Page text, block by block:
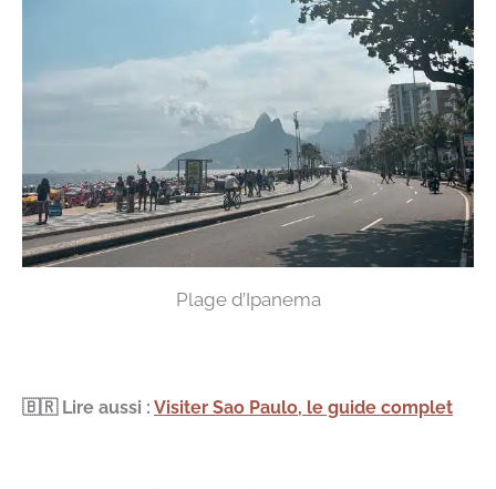
Plage d’Ipanema
🇧🇷 Lire aussi : Visiter Sao Paulo, le guide complet